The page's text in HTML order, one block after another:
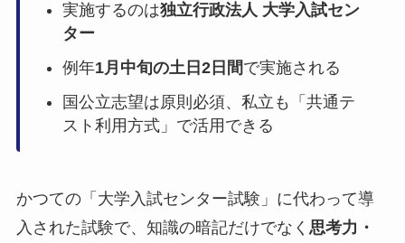
実施するのは独立行政法人 大学入試セン
ター
例年1月中旬の土日2日間で実施される
国公立志望は原則必須、私立も「共通テ
スト利用方式」で活用できる
かつての「大学入試センター試験」に代わって導
入された試験で、知識の暗記だけでなく 思考力・